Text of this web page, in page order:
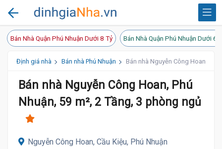
Bán Nhà Quận Phú Nhuận Dưới 8 Tỷ Bán Nhà Quận Phú Nhuận Dưới 6
Định giá nhà Bán nhà Phú Nhuận Bán nhà Nguyễn Công Hoan,
Bán nhà Nguyễn Công Hoan, Phú
Nhuận, 59 m², 2 Tầng, 3 phòng ngủ
Nguyễn Công Hoan, Cầu Kiệu, Phú Nhuận